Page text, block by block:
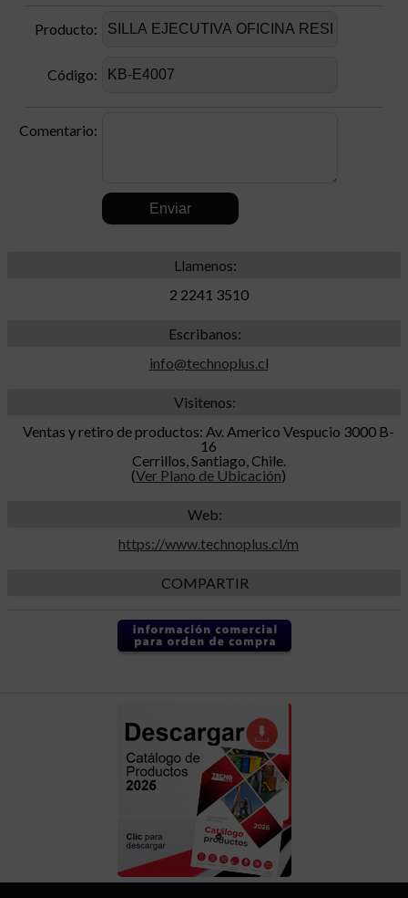
Producto:
Código:
Comentario:
Llamenos:
2 2241 3510
Escribanos:
info@technoplus.cl
Visitenos:
Ventas y retiro de productos: Av. Americo Vespucio 3000 B-
16
Cerrillos, Santiago, Chile.
(Ver Plano de Ubicación)
Web:
https://www.technoplus.cl/m
COMPARTIR